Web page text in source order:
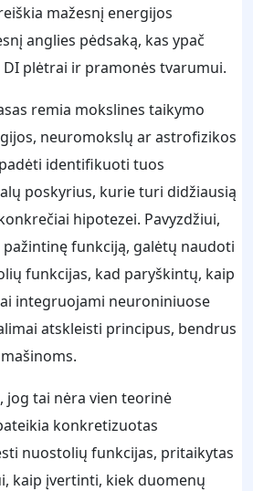
mažesnį energijos
anglies pėdsaką, kas ypač
plėtrai ir pramonės tvarumui.
remia mokslines taikymo
neuromokslų ar astrofizikos
identifikuoti tuos
poskyrius, kurie turi didžiausią
hipotezei. Pavyzdžiui,
funkciją, galėtų naudoti
funkcijas, kad paryškintų, kaip
integruojami neuroniniuose
atskleisti principus, bendrus
jog tai nėra vien teorinė
konkretizuotas
nuostolių funkcijas, pritaikytas
kaip įvertinti, kiek duomenų